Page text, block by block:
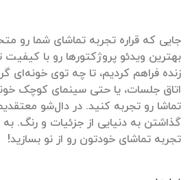
جایی که قراره تجربه تماشای شما رو
بهترین ویدئو پروژکتورها رو با
زنده فراهم کردیم، تا چه توی خونه‌ای
اتاق جلسات، یا حتی سینمای کوچک
تماشا رو تجربه کنید. در دال‌شو
گذاشتن به دنیایی از جزئیات و رنگ. به
تجربه تماشای خودتون رو از نو بسازید!